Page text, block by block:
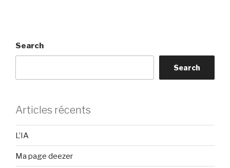
Search
Search
Articles récents
L’IA
Ma page deezer